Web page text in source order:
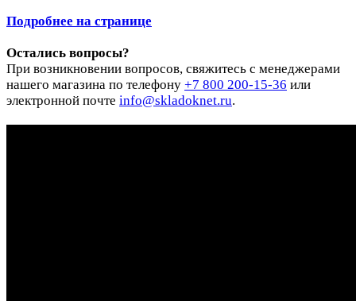
Подробнее на странице
Остались вопросы?
При возникновении вопросов, свяжитесь с менеджерами
нашего магазина по телефону +7 800 200-15-36 или
электронной почте info@skladoknet.ru.